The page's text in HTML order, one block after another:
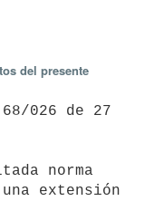
del presente
extensión